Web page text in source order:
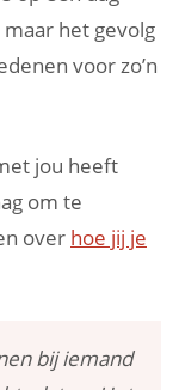
het gevolg
voor zo’n
jou heeft
om te
over hoe jij je
bij iemand